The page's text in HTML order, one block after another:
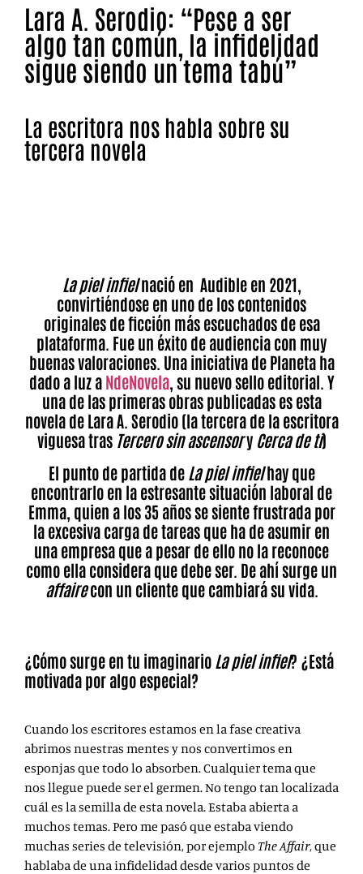
Lara A. Serodio: “Pese a ser
algo tan común, la infidelidad
sigue siendo un tema tabú”
La escritora nos habla sobre su
tercera novela
La piel infielnació en Audible en 2021,
convirtiéndose en uno de los contenidos
originales de ficción más escuchados de esa
plataforma. Fue un éxito de audiencia con muy
buenas valoraciones. Una iniciativa de Planeta ha
dado a luz aNdeNovela, su nuevo sello editorial. Y
una de las primeras obras publicadas es esta
novela de Lara A. Serodio (la tercera de la escritora
viguesa tras Tercero sin ascensory Cerca de ti)
El punto de partida de La piel infielhay que
encontrarlo en la estresante situación laboral de
Emma, quien a los 35 años se siente frustrada por
la excesiva carga de tareas que ha de asumir en
una empresa que a pesar de ello no la reconoce
como ella considera que debe ser. De ahí surge un
affairecon un cliente que cambiará su vida.
¿Cómo surge en tu imaginario La piel infiel? ¿Está
motivada por algo especial?
Cuando los escritores estamos en la fase creativa
abrimos nuestras mentes y nos convertimos en
esponjas que todo lo absorben. Cualquier tema que
nos llegue puede ser el germen. No tengo tan localizada
cuál es la semilla de esta novela. Estaba abierta a
muchos temas. Pero me pasó que estaba viendo
muchas series de televisión, por ejemplo The Affair, que
hablaba de una infidelidad desde varios puntos de